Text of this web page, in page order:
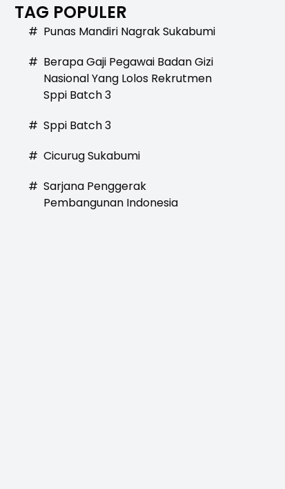
TAG POPULER
# Punas Mandiri Nagrak Sukabumi
# Berapa Gaji Pegawai Badan Gizi
Nasional Yang Lolos Rekrutmen
Sppi Batch 3
# Sppi Batch 3
# Cicurug Sukabumi
# Sarjana Penggerak
Pembangunan Indonesia